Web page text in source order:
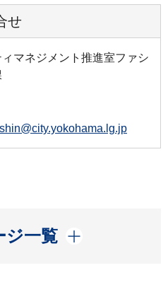
せ
マネジメント推進室ファシ
ジ一覧
開く